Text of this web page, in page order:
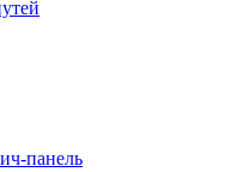
панель